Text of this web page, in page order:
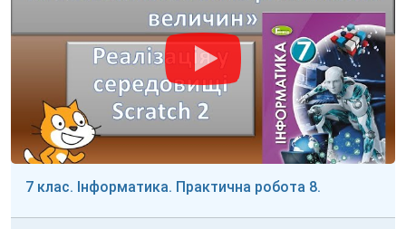
7 клас. Інформатика. Практична робота 8.